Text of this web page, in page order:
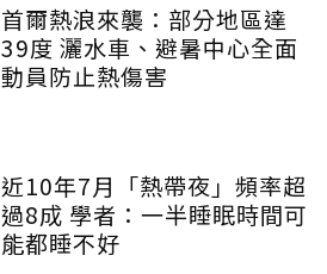
首爾熱浪來襲：部分地區達
39度 灑水車、避暑中心全面
動員防止熱傷害
近10年7月「熱帶夜」頻率超
過8成 學者：一半睡眠時間可
能都睡不好